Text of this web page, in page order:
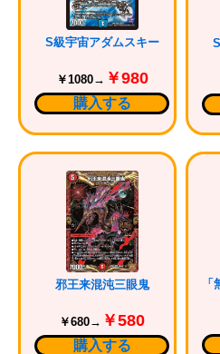
S級宇宙アダムスキー
￥1080→ ￥980
購入する
邪王来混沌三眼鬼
￥680→ ￥580
購入する